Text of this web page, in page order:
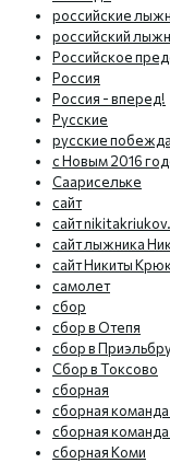
российские
российский
Российское
Россия
Россия - вперед!
Русские
русские
с Новым 2016
Саарисельке
сайт
сайт
сайт лыжника
сайт Никиты
самолет
сбор
сбор в Отепя
сбор в
Сбор в Токсово
сборная
сборная
сборная
сборная Коми